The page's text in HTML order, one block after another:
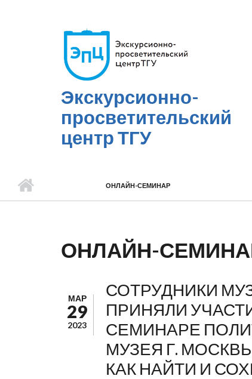
Экскурсионно-
просветительский
центр ТГУ
ОНЛАЙН-СЕМИНАР
ОНЛАЙН-
МАР
29
2023
СОТРУДНИКИ
ПРИНЯЛИ
СЕМИНАРЕ
МУЗЕЯ Г.
КАК НАЙТИ И